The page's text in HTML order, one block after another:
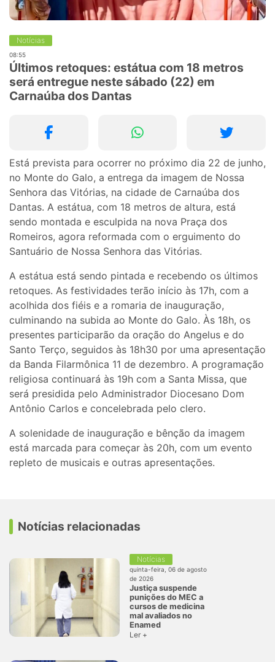
Notícias
08:55
Últimos retoques: estátua com 18 metros
será entregue neste sábado (22) em
Carnaúba dos Dantas
Está prevista para ocorrer no próximo dia 22 de junho,
no Monte do Galo, a entrega da imagem de Nossa
Senhora das Vitórias, na cidade de Carnaúba dos
Dantas. A estátua, com 18 metros de altura, está
sendo montada e esculpida na nova Praça dos
Romeiros, agora reformada com o erguimento do
Santuário de Nossa Senhora das Vitórias.
A estátua está sendo pintada e recebendo os últimos
retoques. As festividades terão início às 17h, com a
acolhida dos fiéis e a romaria de inauguração,
culminando na subida ao Monte do Galo. Às 18h, os
presentes participarão da oração do Angelus e do
Santo Terço, seguidos às 18h30 por uma apresentação
da Banda Filarmônica 11 de dezembro. A programação
religiosa continuará às 19h com a Santa Missa, que
será presidida pelo Administrador Diocesano Dom
Antônio Carlos e concelebrada pelo clero.
A solenidade de inauguração e bênção da imagem
está marcada para começar às 20h, com um evento
repleto de musicais e outras apresentações.
Notícias relacionadas
Notícias
quinta-feira, 06 de agosto
de 2026
Justiça suspende
punições do MEC a
cursos de medicina
mal avaliados no
Enamed
Ler +